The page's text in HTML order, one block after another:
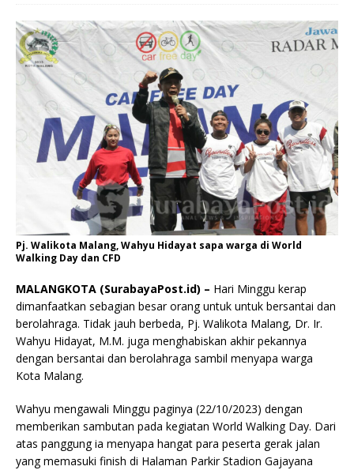
Pj. Walikota Malang, Wahyu Hidayat sapa warga di World
Walking Day dan CFD
MALANGKOTA (SurabayaPost.id) – Hari Minggu kerap
dimanfaatkan sebagian besar orang untuk untuk bersantai dan
berolahraga. Tidak jauh berbeda, Pj. Walikota Malang, Dr. Ir.
Wahyu Hidayat, M.M. juga menghabiskan akhir pekannya
dengan bersantai dan berolahraga sambil menyapa warga
Kota Malang.
Wahyu mengawali Minggu paginya (22/10/2023) dengan
memberikan sambutan pada kegiatan World Walking Day. Dari
atas panggung ia menyapa hangat para peserta gerak jalan
yang memasuki finish di Halaman Parkir Stadion Gajayana